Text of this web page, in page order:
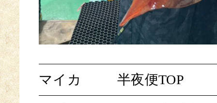
マイカ 半夜便TOP